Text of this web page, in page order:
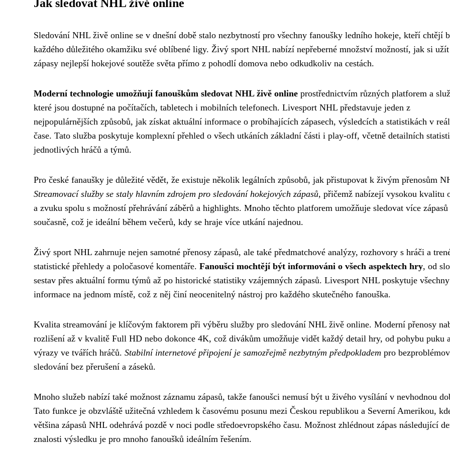
Jak sledovat NHL živě online
Sledování NHL živě online se v dnešní době stalo nezbytností pro všechny fanoušky ledního hokeje, kteří chtějí
každého důležitého okamžiku své oblíbené ligy. Živý sport NHL nabízí nepřeberné množství možností, jak si užít
zápasy nejlepší hokejové soutěže světa přímo z pohodlí domova nebo odkudkoliv na cestách.
Moderní technologie umožňují fanouškům sledovat NHL živě online prostřednictvím různých platforem a
které jsou dostupné na počítačích, tabletech i mobilních telefonech. Livesport NHL představuje jeden z
nejpopulárnějších způsobů, jak získat aktuální informace o probíhajících zápasech, výsledcích a statistikách v
čase. Tato služba poskytuje komplexní přehled o všech utkáních základní části i play-off, včetně detailních
jednotlivých hráčů a týmů.
Pro české fanaušky je důležité vědět, že existuje několik legálních způsobů, jak přistupovat k živým přenosům
Streamovací služby se staly hlavním zdrojem pro sledování hokejových zápasů, přičemž nabízejí vysokou kvalitu
a zvuku spolu s možností přehrávání záběrů a highlights. Mnoho těchto platforem umožňuje sledovat více zápasů
současně, což je ideální během večerů, kdy se hraje více utkání najednou.
Živý sport NHL zahrnuje nejen samotné přenosy zápasů, ale také předmatchové analýzy, rozhovory s hráči a
statistické přehledy a poločasové komentáře. Fanoušci mochtějí být informováni o všech aspektech hry, od
sestav přes aktuální formu týmů až po historické statistiky vzájemných zápasů. Livesport NHL poskytuje
informace na jednom místě, což z něj činí neocenitelný nástroj pro každého skutečného fanouška.
Kvalita streamování je klíčovým faktorem při výběru služby pro sledování NHL živě online. Moderní přenosy
rozlišení až v kvalitě Full HD nebo dokonce 4K, což divákům umožňuje vidět každý detail hry, od pohybu puku
výrazy ve tvářích hráčů. Stabilní internetové připojení je samozřejmě nezbytným předpokladem pro
sledování bez přerušení a záseků.
Mnoho služeb nabízí také možnost záznamu zápasů, takže fanoušci nemusí být u živého vysílání v nevhodnou
Tato funkce je obzvláště užitečná vzhledem k časovému posunu mezi Českou republikou a Severní Amerikou,
většina zápasů NHL odehrává pozdě v noci podle středoevropského času. Možnost zhlédnout zápas následující
znalosti výsledku je pro mnoho fanoušků ideálním řešením.